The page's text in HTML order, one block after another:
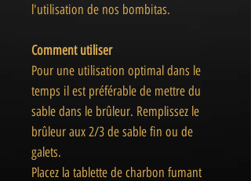
l'utilisation de nos bombitas.
Comment utiliser
Pour une utilisation optimal dans le
temps il est préférable de mettre du
sable dans le brûleur. Remplissez le
brûleur aux 2/3 de sable fin ou de
galets.
Placez la tablette de charbon fumant